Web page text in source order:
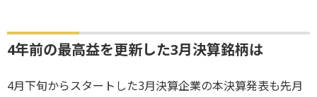
4年前の最高益を更新した3月決算銘柄は
4月下旬からスタートした3月決算企業の本決算発表も先月